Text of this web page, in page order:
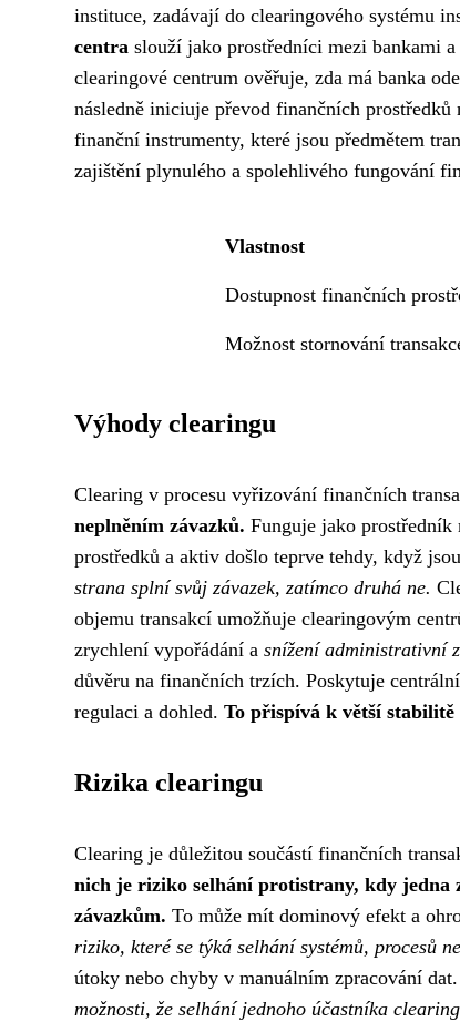
instituce, zadávají do clearingového systému
centra slouží jako prostředníci mezi bankami
clearingové centrum ověřuje, zda má banka
následně iniciuje převod finančních prostředků
finanční instrumenty, které jsou předmětem
zajištění plynulého a spolehlivého fungování
Vlastnost
Dostupnost finančních
Možnost stornování
Výhody clearingu
Clearing v procesu vyřizování finančních
neplněním závazků. Funguje jako
prostředků a aktiv došlo teprve tehdy, když
strana splní svůj závazek, zatímco druhá ne.
objemu transakcí umožňuje clearingovým
zrychlení vypořádání a snížení administrativní
důvěru na finančních trzích. Poskytuje
regulaci a dohled. To přispívá k větší
Rizika clearingu
Clearing je důležitou součástí finančních
nich je riziko selhání protistrany, kdy jedna
závazkům. To může mít dominový efekt a
riziko, které se týká selhání systémů, procesů
útoky nebo chyby v manuálním zpracování dat.
možnosti, že selhání jednoho účastníka